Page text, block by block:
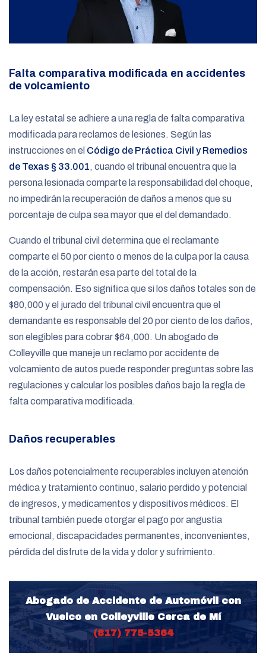
Falta comparativa modificada en accidentes
de volcamiento
La ley estatal se adhiere a una regla de falta comparativa
modificada para reclamos de lesiones. Según las
instrucciones en el Código de Práctica Civil y Remedios
de Texas § 33.001, cuando el tribunal encuentra que la
persona lesionada comparte la responsabilidad del choque,
no impedirán la recuperación de daños a menos que su
porcentaje de culpa sea mayor que el del demandado.
Cuando el tribunal civil determina que el reclamante
comparte el 50 por ciento o menos de la culpa por la causa
de la acción, restarán esa parte del total de la
compensación. Eso significa que si los daños totales son de
$80,000 y el jurado del tribunal civil encuentra que el
demandante es responsable del 20 por ciento de los daños,
son elegibles para cobrar $64,000. Un abogado de
Colleyville que maneje un reclamo por accidente de
volcamiento de autos puede responder preguntas sobre las
regulaciones y calcular los posibles daños bajo la regla de
falta comparativa modificada.
Daños recuperables
Los daños potencialmente recuperables incluyen atención
médica y tratamiento continuo, salario perdido y potencial
de ingresos, y medicamentos y dispositivos médicos. El
tribunal también puede otorgar el pago por angustia
emocional, discapacidades permanentes, inconvenientes,
pérdida del disfrute de la vida y dolor y sufrimiento.
Abogado de Accidente de Automóvil con
Vuelco en Colleyville Cerca de Mí
(817) 775-5364